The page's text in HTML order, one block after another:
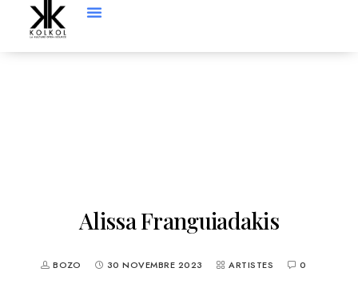
Alissa Franguiadakis
BOZO 30 NOVEMBRE 2023 ARTISTES 0